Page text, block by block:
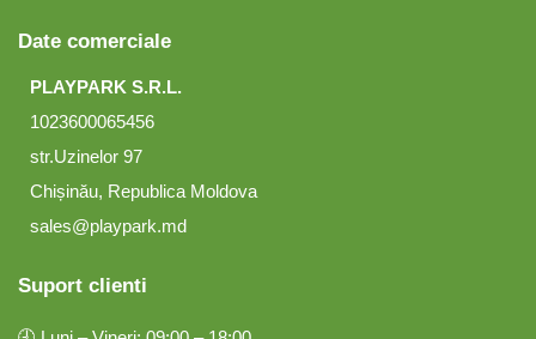
Date comerciale
PLAYPARK S.R.L.
1023600065456
str.Uzinelor 97
Chișinău, Republica Moldova
sales@playpark.md
Suport clienti